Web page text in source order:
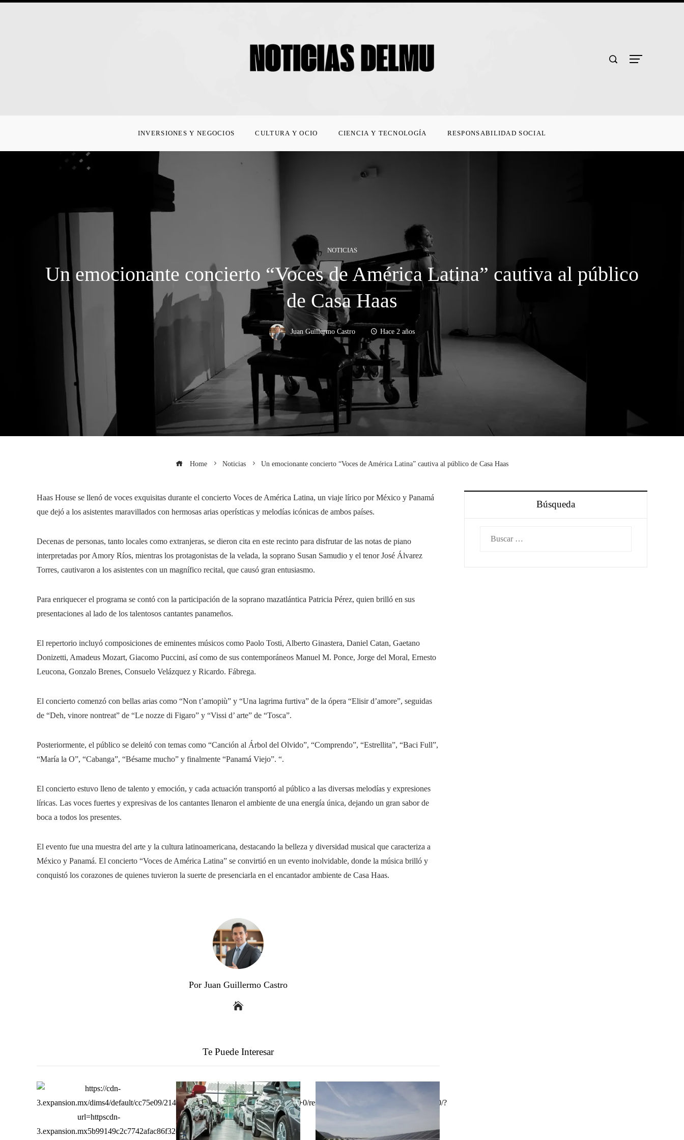
INVERSIONES Y NEGOCIOS CULTURA Y OCIO CIENCIA Y TECNOLOGÍA RESPONSABILIDAD SOCIAL
NOTICIAS
Un emocionante concierto “Voces de América Latina” cautiva al público
de Casa Haas
Juan Guillermo Castro Hace 2 años
Home Noticias Un emocionante concierto “Voces de América Latina” cautiva al público de Casa Haas
Haas House se llenó de voces exquisitas durante el concierto Voces de América Latina, un viaje lírico por México y Panamá
que dejó a los asistentes maravillados con hermosas arias operísticas y melodías icónicas de ambos países.
Decenas de personas, tanto locales como extranjeras, se dieron cita en este recinto para disfrutar de las notas de piano
interpretadas por Amory Ríos, mientras los protagonistas de la velada, la soprano Susan Samudio y el tenor José Álvarez
Torres, cautivaron a los asistentes con un magnífico recital, que causó gran entusiasmo.
Para enriquecer el programa se contó con la participación de la soprano mazatlántica Patricia Pérez, quien brilló en sus
presentaciones al lado de los talentosos cantantes panameños.
El repertorio incluyó composiciones de eminentes músicos como Paolo Tosti, Alberto Ginastera, Daniel Catan, Gaetano
Donizetti, Amadeus Mozart, Giacomo Puccini, así como de sus contemporáneos Manuel M. Ponce, Jorge del Moral, Ernesto
Leucona, Gonzalo Brenes, Consuelo Velázquez y Ricardo. Fábrega.
El concierto comenzó con bellas arias como “Non t’amopiù” y “Una lagrima furtiva” de la ópera “Elisir d’amore”, seguidas
de “Deh, vinore nontreat” de “Le nozze di Figaro” y “Vissi d’ arte” de “Tosca”.
Posteriormente, el público se deleitó con temas como “Canción al Árbol del Olvido”, “Comprendo”, “Estrellita”, “Baci Full”,
“María la O”, “Cabanga”, “Bésame mucho” y finalmente “Panamá Viejo”. “.
El concierto estuvo lleno de talento y emoción, y cada actuación transportó al público a las diversas melodías y expresiones
líricas. Las voces fuertes y expresivas de los cantantes llenaron el ambiente de una energía única, dejando un gran sabor de
boca a todos los presentes.
El evento fue una muestra del arte y la cultura latinoamericana, destacando la belleza y diversidad musical que caracteriza a
México y Panamá. El concierto “Voces de América Latina” se convirtió en un evento inolvidable, donde la música brilló y
conquistó los corazones de quienes tuvieron la suerte de presenciarla en el encantador ambiente de Casa Haas.
Por Juan Guillermo Castro
Te Puede Interesar
Búsqueda